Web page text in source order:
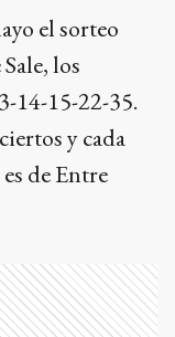
el sorteo
los
14-15-22-35.
y cada
de Entre